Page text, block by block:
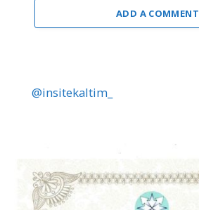
ADD A COMMENT
@insitekaltim_